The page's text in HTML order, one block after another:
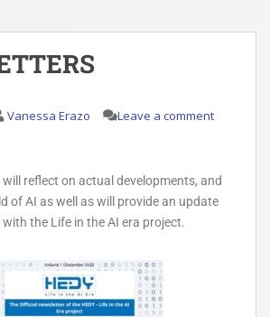
Vanessa Erazo Leave a comment
reflect on actual developments, and
of AI as well as will provide an update
the Life in the AI era project.